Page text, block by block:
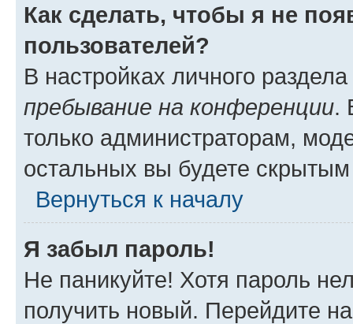
Как сделать, чтобы я не
пользователей?
В настройках личного
пребывание на конференции.
только администраторам,
остальных вы будете
Вернуться к началу
Я забыл пароль!
Не паникуйте! Хотя пароль
получить новый. Перейдите